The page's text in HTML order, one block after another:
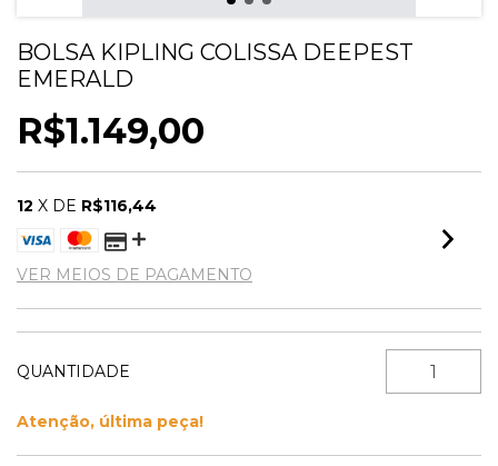
BOLSA KIPLING COLISSA DEEPEST
EMERALD
R$1.149,00
12 X DE R$116,44
VER MEIOS DE PAGAMENTO
QUANTIDADE
Atenção, última peça!